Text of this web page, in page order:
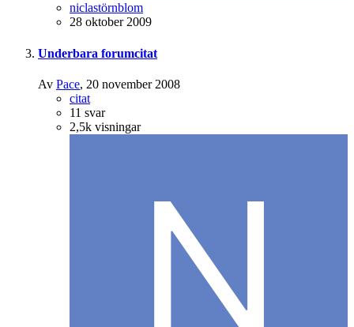
niclastörnblom
28 oktober 2009
Underbara forumcitat
Av Pace, 20 november 2008
citat
11 svar
2,5k visningar